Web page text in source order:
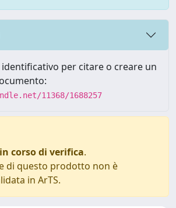
per citare o creare un
11368/1688257
corso di verifica.
di questo prodotto non è
in ArTS.